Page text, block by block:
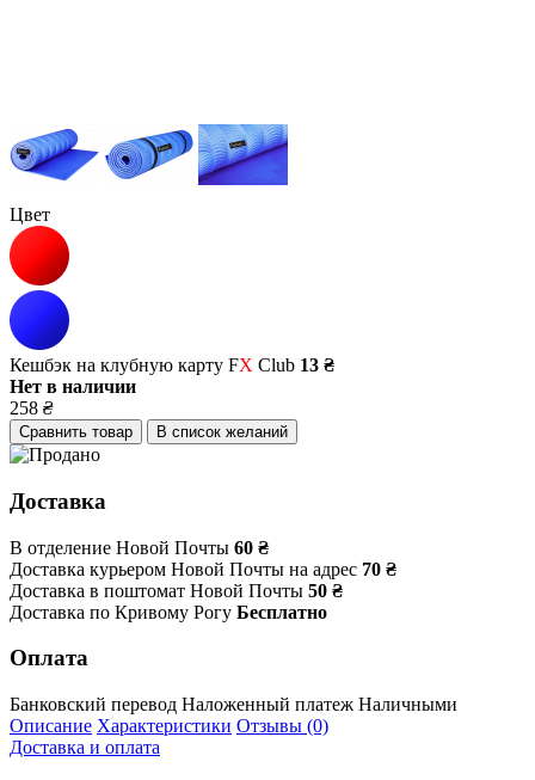
Цвет
Кешбэк на клубную карту FX Club 13 ₴
Нет в наличии
258 ₴
Сравнить товар В список желаний
Доставка
В отделение Новой Почты 60 ₴
Доставка курьером Новой Почты на адрес 70 ₴
Доставка в поштомат Новой Почты 50 ₴
Доставка по Кривому Рогу Бесплатно
Оплата
Банковский перевод Наложенный платеж Наличными
Описание Характеристики Отзывы (0)
Доставка и оплата